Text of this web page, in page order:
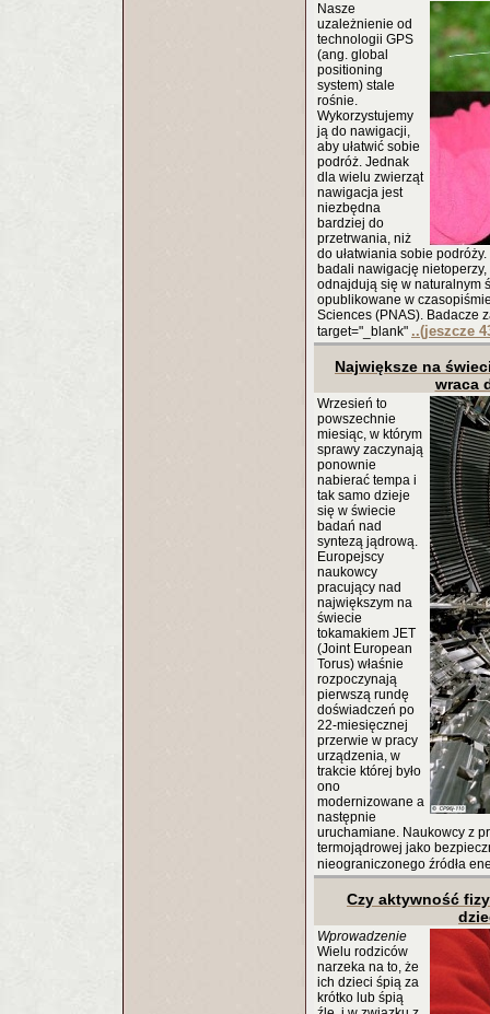
Nasze
uzależnienie od
technologii GPS
(ang. global
positioning
system) stale
rośnie.
Wykorzystujemy
ją do nawigacji,
aby ułatwić sobie
podróż. Jednak
dla wielu zwierząt
nawigacja jest
niezbędna
bardziej do
przetrwania, niż
do ułatwiania sobie
badali nawigację
odnajdują się w naturalnym
opublikowane w
Sciences (PNAS). Badacze
target="_blank" ..(jeszcze
Największe na
wraca
Wrzesień to
powszechnie
miesiąc, w którym
sprawy zaczynają
ponownie
nabierać tempa i
tak samo dzieje
się w świecie
badań nad
syntezą jądrową.
Europejscy
naukowcy
pracujący nad
największym na
świecie
tokamakiem JET
(Joint European
Torus) właśnie
rozpoczynają
pierwszą rundę
doświadczeń po
22-miesięcznej
przerwie w pracy
urządzenia, w
trakcie której było
ono
modernizowane a
następnie
uruchamiane. Naukowcy z
termojądrowej jako
nieograniczonego źródła
Czy aktywność
Wprowadzenie
Wielu rodziców
narzeka na to, że
ich dzieci śpią za
krótko lub śpią